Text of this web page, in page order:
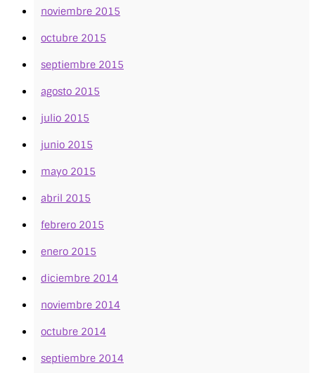
noviembre 2015
octubre 2015
septiembre 2015
agosto 2015
julio 2015
junio 2015
mayo 2015
abril 2015
febrero 2015
enero 2015
diciembre 2014
noviembre 2014
octubre 2014
septiembre 2014